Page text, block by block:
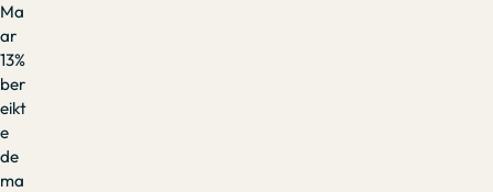
Ma
ar
13%
ber
eikt
e
de
ma